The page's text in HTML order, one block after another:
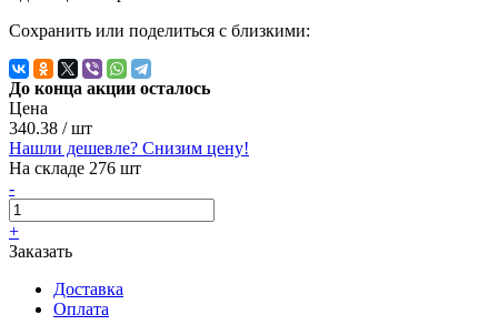
Сохранить или поделиться с близкими:
До конца акции осталось
Цена
340.38 / шт
Нашли дешевле? Снизим цену!
На складе 276 шт
-
+
Заказать
Доставка
Оплата